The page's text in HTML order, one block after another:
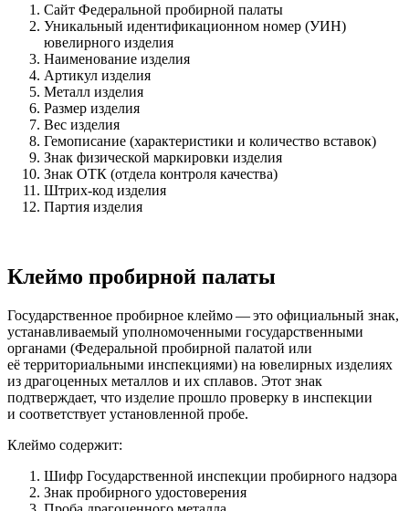
Сайт Федеральной пробирной палаты
Уникальный идентификационном номер (УИН)
ювелирного изделия
Наименование изделия
Артикул изделия
Металл изделия
Размер изделия
Вес изделия
Гемописание (характеристики и количество вставок)
Знак физической маркировки изделия
Знак ОТК (отдела контроля качества)
Штрих-код изделия
Партия изделия
Клеймо пробирной палаты
Государственное пробирное клеймо — это официальный знак,
устанавливаемый уполномоченными государственными
органами (Федеральной пробирной палатой или
её территориальными инспекциями) на ювелирных изделиях
из драгоценных металлов и их сплавов. Этот знак
подтверждает, что изделие прошло проверку в инспекции
и соответствует установленной пробе.
Клеймо содержит:
Шифр Государственной инспекции пробирного надзора
Знак пробирного удостоверения